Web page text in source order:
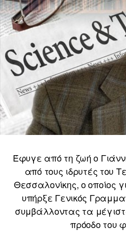
Έφυγε από τη ζωή ο
από τους ιδρυτές του
Θεσσαλονίκης, ο οποίος
υπήρξε Γενικός
συμβάλλοντας τα
πρόοδο του